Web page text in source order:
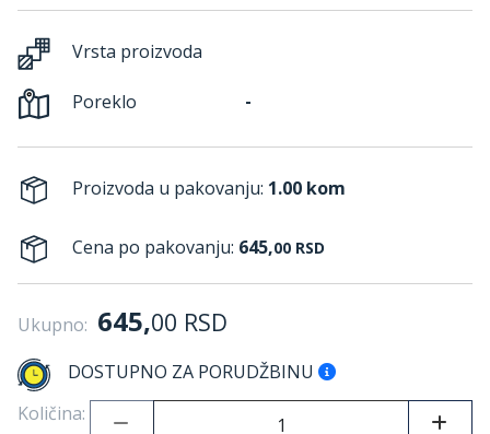
Vrsta proizvoda
Poreklo -
Proizvoda u pakovanju: 1.00 kom
Cena po pakovanju: 645,00 RSD
Ukupno: 645,00 RSD
DOSTUPNO ZA PORUDŽBINU
Količina: